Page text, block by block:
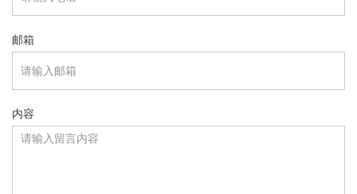
邮箱
内容